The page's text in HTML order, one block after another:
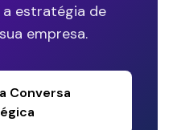
estratégia de
empresa.
Conversa